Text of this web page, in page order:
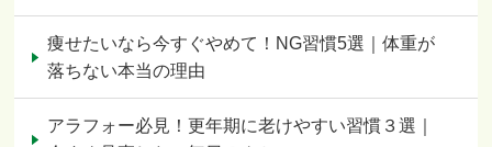
痩せたいなら今すぐやめて！NG習慣5選｜体重が
落ちない本当の理由
アラフォー必見！更年期に老けやすい習慣３選｜